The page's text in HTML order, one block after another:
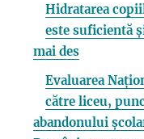
Hidratarea
este suficientă
mai des
Evaluarea
către liceu,
abandonului